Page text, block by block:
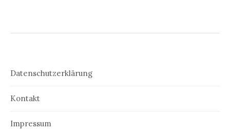
Datenschutzerklärung
Kontakt
Impressum